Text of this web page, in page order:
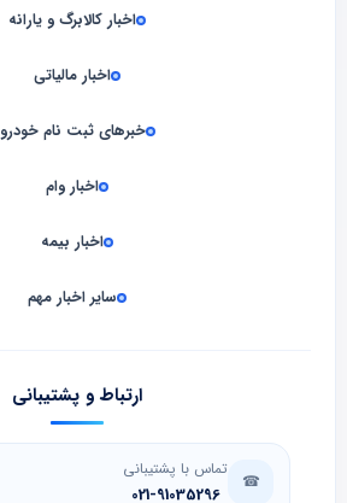
اخبار کالابرگ و یارانه
اخبار مالیاتی
خبرهای ثبت نام خودرو
اخبار وام
اخبار بیمه
سایر اخبار مهم
ارتباط و پشتیبانی
☎
تماس با پشتیبانی
021-91035296